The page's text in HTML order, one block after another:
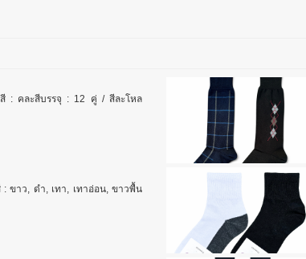
สี : คละสีบรรจุ : 12 คู่ / สีละโหล
: ขาว, ดำ, เทา, เทาอ่อน, ขาวพื้น